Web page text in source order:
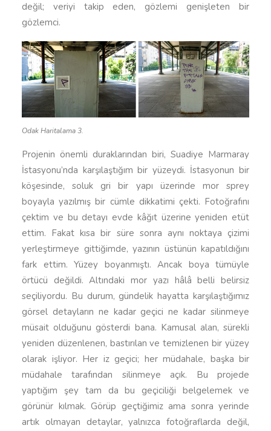
değil; veriyi takip eden, gözlemi genişleten bir
gözlemci.
Odak Haritalama 3.
Projenin önemli duraklarından biri, Suadiye Marmaray
İstasyonu’nda karşılaştığım bir yüzeydi. İstasyonun bir
köşesinde, soluk gri bir yapı üzerinde mor sprey
boyayla yazılmış bir cümle dikkatimi çekti. Fotoğrafını
çektim ve bu detayı evde kâğıt üzerine yeniden etüt
ettim. Fakat kısa bir süre sonra aynı noktaya çizimi
yerleştirmeye gittiğimde, yazının üstünün kapatıldığını
fark ettim. Yüzey boyanmıştı. Ancak boya tümüyle
örtücü değildi. Altındaki mor yazı hâlâ belli belirsiz
seçiliyordu. Bu durum, gündelik hayatta karşılaştığımız
görsel detayların ne kadar geçici ne kadar silinmeye
müsait olduğunu gösterdi bana. Kamusal alan, sürekli
yeniden düzenlenen, bastırılan ve temizlenen bir yüzey
olarak işliyor. Her iz geçici; her müdahale, başka bir
müdahale tarafından silinmeye açık. Bu projede
yaptığım şey tam da bu geçiciliği belgelemek ve
görünür kılmak. Görüp geçtiğimiz ama sonra yerinde
artık olmayan detaylar, yalnızca fotoğraflarda değil,